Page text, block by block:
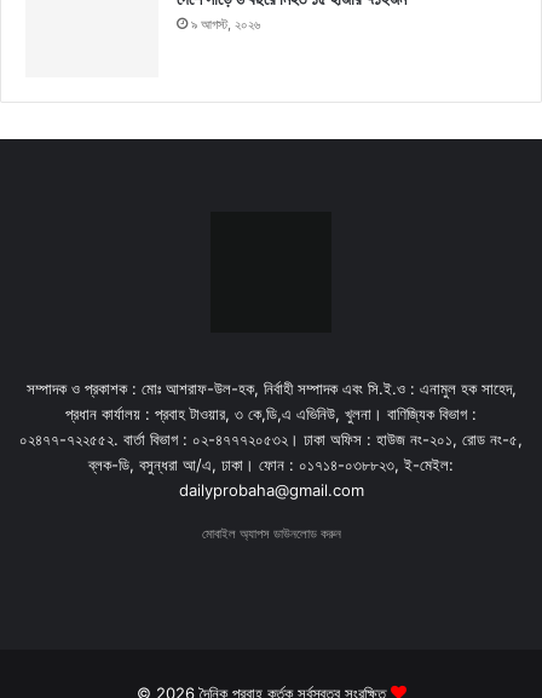
৯ আগস্ট, ২০২৬
সম্পাদক ও প্রকাশক : মোঃ আশরাফ-উল-হক, নির্বাহী সম্পাদক এবং সি.ই.ও : এনামুল হক সাহেদ,
প্রধান কার্যালয় : প্রবাহ টাওয়ার, ৩ কে,ডি,এ এভিনিউ, খুলনা। বাণিজ্যিক বিভাগ :
০২৪৭৭-৭২২৫৫২. বার্তা বিভাগ : ০২-৪৭৭৭২০৫৩২। ঢাকা অফিস : হাউজ নং-২০১, রোড নং-৫,
ব্লক-ডি, বসুন্ধরা আ/এ, ঢাকা। ফোন : ০১৭১৪-০৩৮৮২৩, ই-মেইল:
dailyprobaha@gmail.com
মোবাইল অ্যাপস ডাউনলোড করুন
© 2026 দৈনিক প্রবাহ কর্তৃক সর্বস্বত্ব সংরক্ষিত